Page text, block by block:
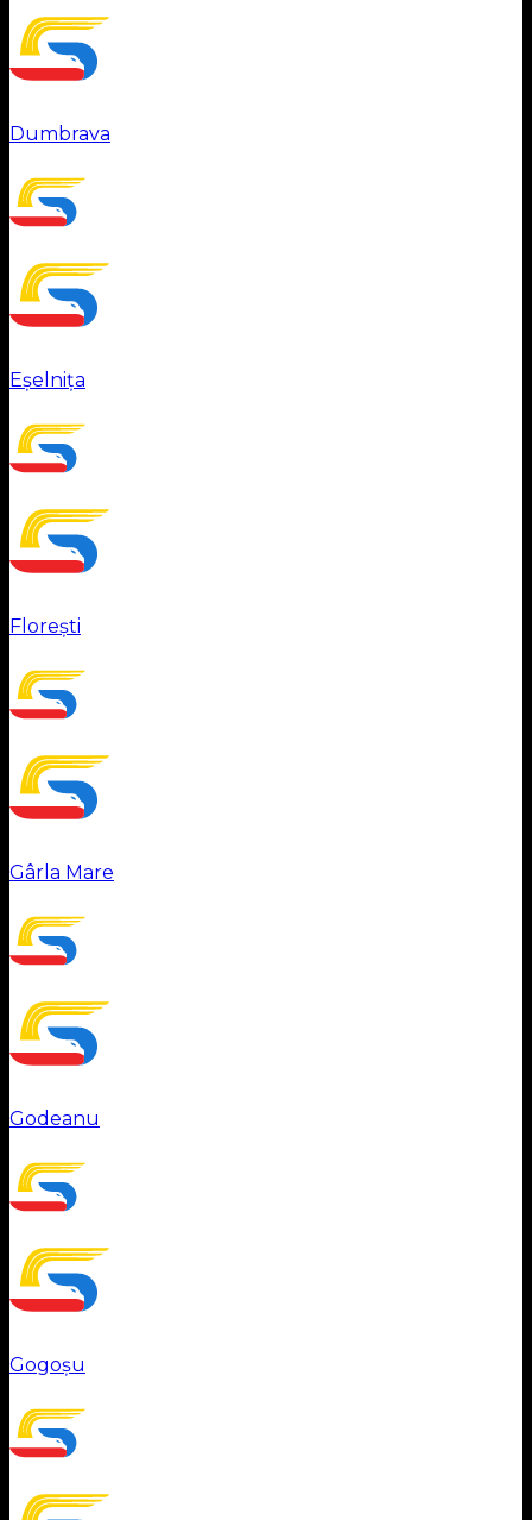
Dumbrava
Eșelnița
Florești
Gârla Mare
Godeanu
Gogoșu